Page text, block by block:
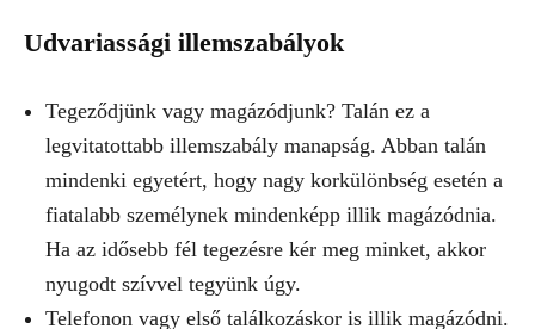
Udvariassági illemszabályok
Tegeződjünk vagy magázódjunk? Talán ez a
legvitatottabb illemszabály manapság. Abban talán
mindenki egyetért, hogy nagy korkülönbség esetén a
fiatalabb személynek mindenképp illik magázódnia.
Ha az idősebb fél tegezésre kér meg minket, akkor
nyugodt szívvel tegyünk úgy.
Telefonon vagy első találkozáskor is illik magázódni.